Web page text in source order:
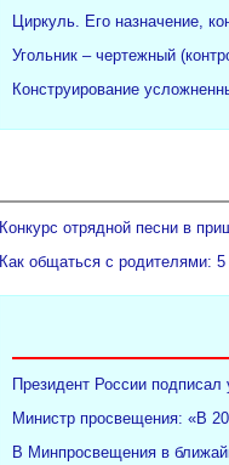
Циркуль. Его назначение,
Угольник – чертежный
Конструирование
Конкурс отрядной песни в
Как общаться с родителями: 5
Президент России подписал
Министр просвещения: «В
В Минпросвещения в